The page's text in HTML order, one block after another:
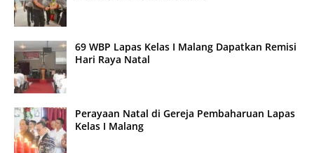
69 WBP Lapas Kelas I Malang Dapatkan Remisi
Hari Raya Natal
Perayaan Natal di Gereja Pembaharuan Lapas
Kelas I Malang